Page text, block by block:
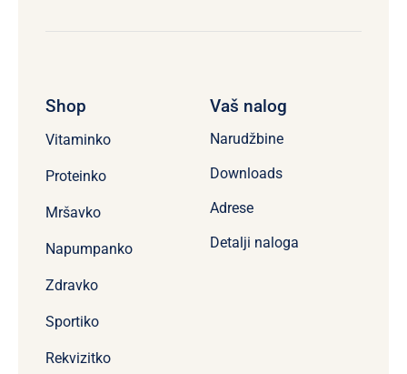
Shop
Vitaminko
Proteinko
Mršavko
Napumpanko
Zdravko
Sportiko
Rekvizitko
Vaš nalog
Narudžbine
Downloads
Adrese
Detalji naloga